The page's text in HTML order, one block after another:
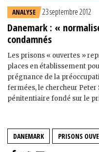
ANALYSE 23 septembre 2012
Danemark : «
condamnés
Les prisons « ouvertes »
places en établissement
prégnance de la
fermées, le chercheur
pénitentiaire fondé sur le
DANEMARK PRISONS